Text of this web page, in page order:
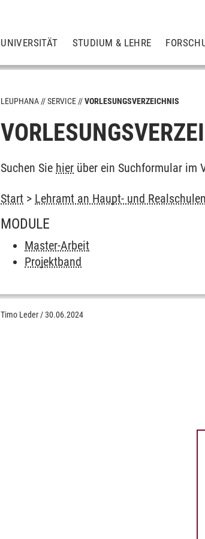
UNIVERSITÄT STUDIUM & LEHRE
LEUPHANA SERVICE VORLESUNGSVERZEICHNIS
Suchen Sie hier über ein Suchformular im
Start > Lehramt an Haupt- und
MODULE
Master-Arbeit
Projektband
Timo Leder /30.06.2024